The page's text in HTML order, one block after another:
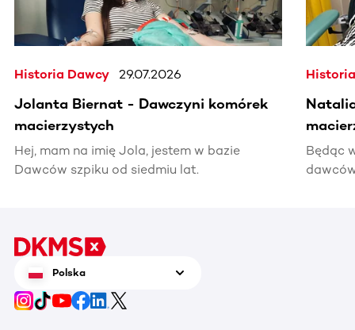
Historia Dawcy 29.07.2026
Jolanta Biernat - Dawczyni komórek
macierzystych
Hej, mam na imię Jola, jestem w bazie
Dawców szpiku od siedmiu lat.
Będąc
Polska